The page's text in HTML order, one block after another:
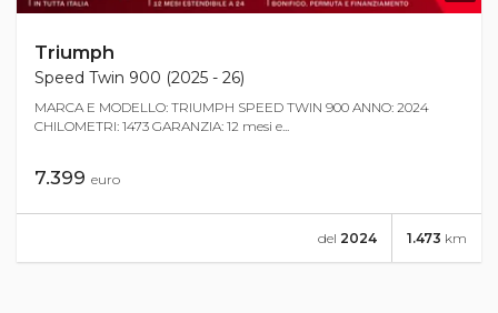
Triumph
Speed Twin 900 (2025 - 26)
MARCA E MODELLO: TRIUMPH SPEED TWIN 900 ANNO: 2024
CHILOMETRI: 1473 GARANZIA: 12 mesi e...
7.399 euro
1.473 km
del 2024